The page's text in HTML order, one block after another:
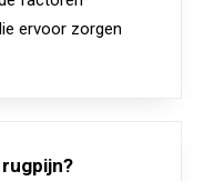
ervoor zorgen